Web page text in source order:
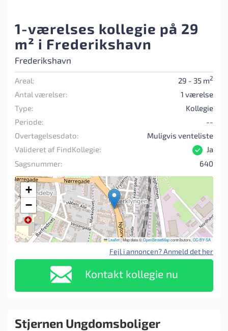
1-værelses kollegie på 29
m² i Frederikshavn
Frederikshavn
Areal: 29 - 35 m2
Antal værelser:
1 værelse
Type:
Kollegie
Periode:
--
Overtagelsesdato:
Muligvis venteliste
Valideret af FindKollegie:
Ja
Sagsnummer:
640
+
−
Leaflet|Map data ©OpenStreetMapcontributors,CC-BY-SA
Fejl i annoncen? Anmeld det her
Kontakt kollegie nu
Stjernen Ungdomsboliger